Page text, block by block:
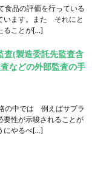
食品の評価を行っている
います。また それにと
ることが[…]
査(製造委託先監査含
などの外部監査の手
の中では 例えばサプラ
要性が示唆されることが
にやるべ[…]